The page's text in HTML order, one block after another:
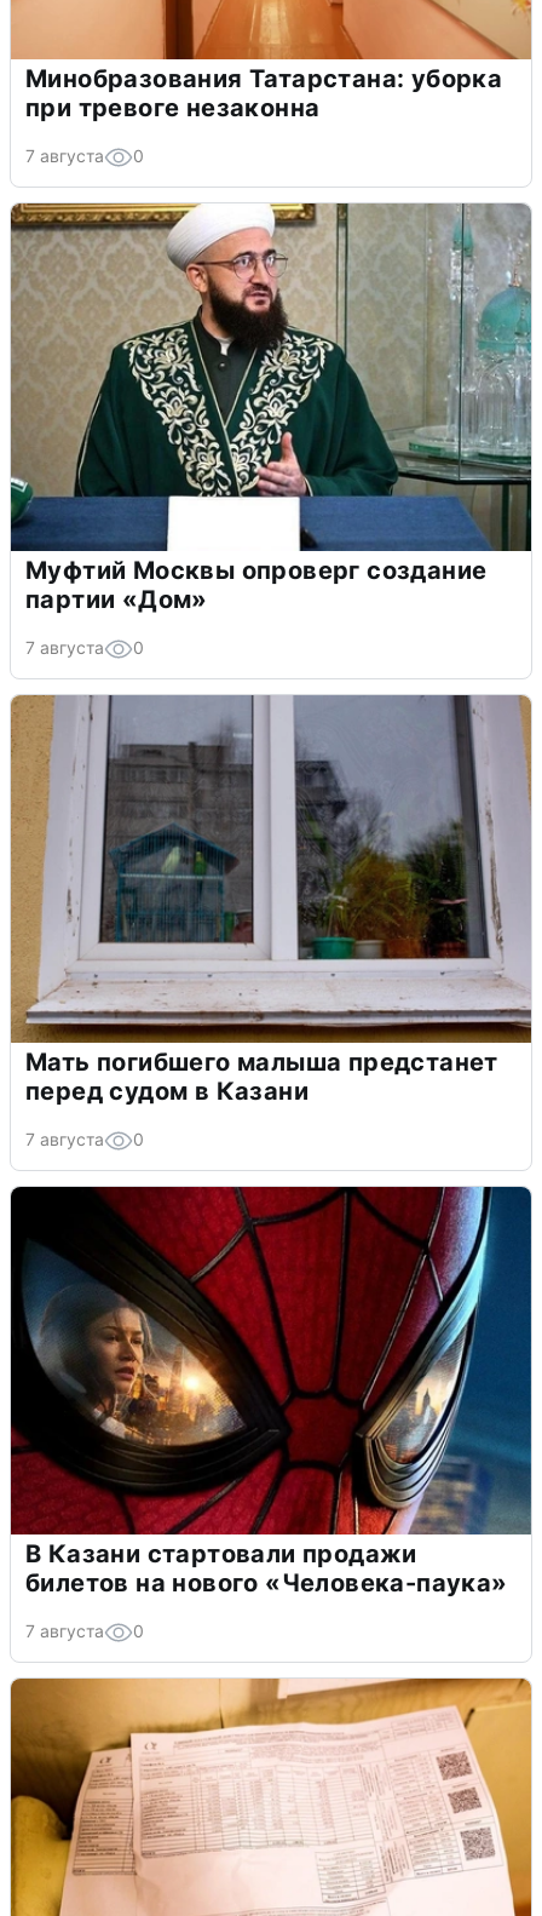
Минобразования Татарстана: уборка
при тревоге незаконна
7 августа 0
Муфтий Москвы опроверг создание
партии «Дом»
7 августа 0
Мать погибшего малыша предстанет
перед судом в Казани
7 августа 0
В Казани стартовали продажи
билетов на нового «Человека-паука»
7 августа 0